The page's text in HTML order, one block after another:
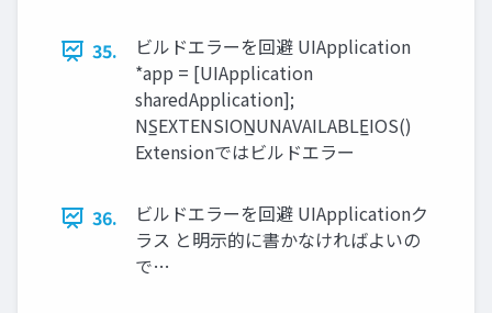
35.
ビルドエラーを回避 UIApplication
*app = [UIApplication
sharedApplication];
NS̲EXTENSION̲UNAVAILABLE̲IOS()
Extensionではビルドエラー
36.
ビルドエラーを回避 UIApplicationク
ラス と明示的に書かなければよいの
で…